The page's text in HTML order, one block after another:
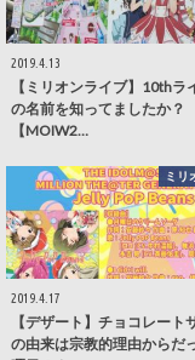
2019.4.13
【ミリオンライブ】10thラ
の名前を知ってましたか？
【MOIW2…
ミリ
2019.4.17
【デザート】チョコレート
の由来は宗教的理由からだ